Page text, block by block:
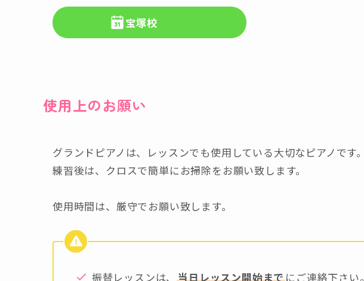
宝塚校
使用上のお願い
グランドピアノは、レッスンでも使用している大切なピアノです。
練習後は、クロスで簡単にお掃除をお願い致します。
使用時間は、厳守でお願い致します。
振替レッスンは、当日レッスン開始までにご連絡下さい。